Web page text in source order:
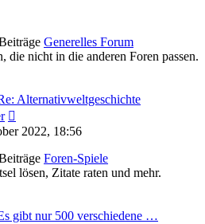
Generelles Forum
die nicht in die anderen Foren passen.
Alternativweltgeschichte
Beitrag
2022, 18:56
Foren-Spiele
lösen, Zitate raten und mehr.
gibt nur 500 verschiedene …